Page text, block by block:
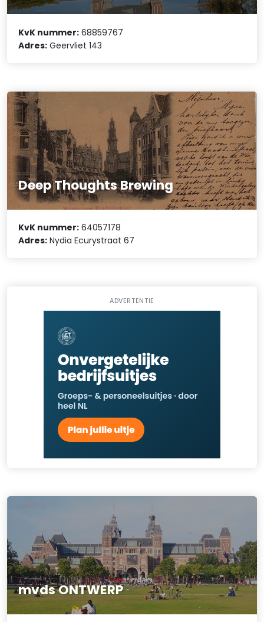
KvK nummer: 68859767
Adres: Geervliet 143
Deep Thoughts Brewing
KvK nummer: 64057178
Adres: Nydia Ecurystraat 67
ADVERTENTIE
mvds ONTWERP